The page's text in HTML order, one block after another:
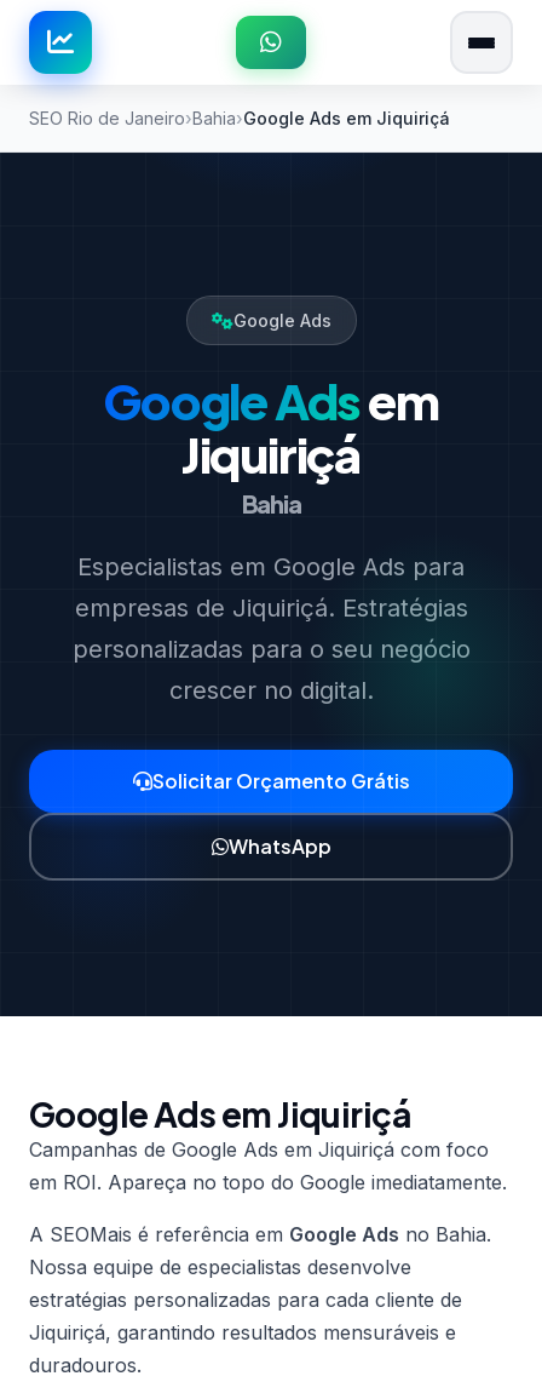
SEO Rio de Janeiro Bahia Google Ads em Jiquiriçá
Google Ads
Google Adsem
Jiquiriçá
Bahia
Especialistas em Google Ads para
empresas de Jiquiriçá. Estratégias
personalizadas para o seu negócio
crescer no digital.
Solicitar Orçamento Grátis
WhatsApp
Google Ads em Jiquiriçá
Campanhas de Google Ads em Jiquiriçá com foco
em ROI. Apareça no topo do Google imediatamente.
A SEOMais é referência em Google Ads no Bahia.
Nossa equipe de especialistas desenvolve
estratégias personalizadas para cada cliente de
Jiquiriçá, garantindo resultados mensuráveis e
duradouros.